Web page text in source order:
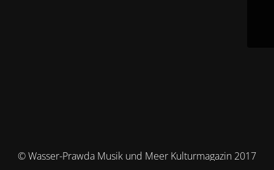
© Wasser-Prawda Musik und Meer Kulturmagazin 2017